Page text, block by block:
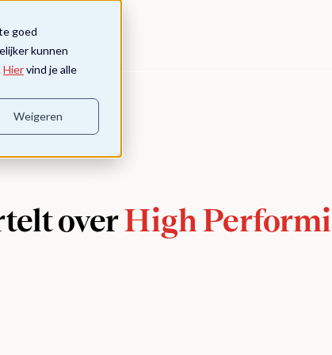
goed
kunnen
Hiervind je alle
Weigeren
overHigh